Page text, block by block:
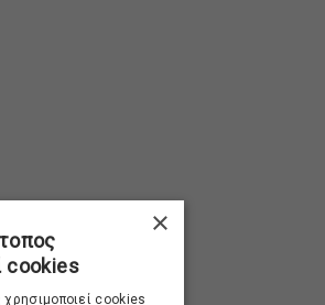
×
cookies
cookies